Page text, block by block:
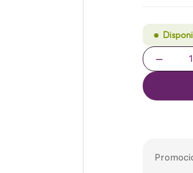
－